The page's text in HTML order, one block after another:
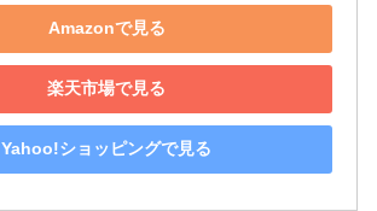
Amazonで見る
楽天市場で見る
Yahoo!ショッピングで見る